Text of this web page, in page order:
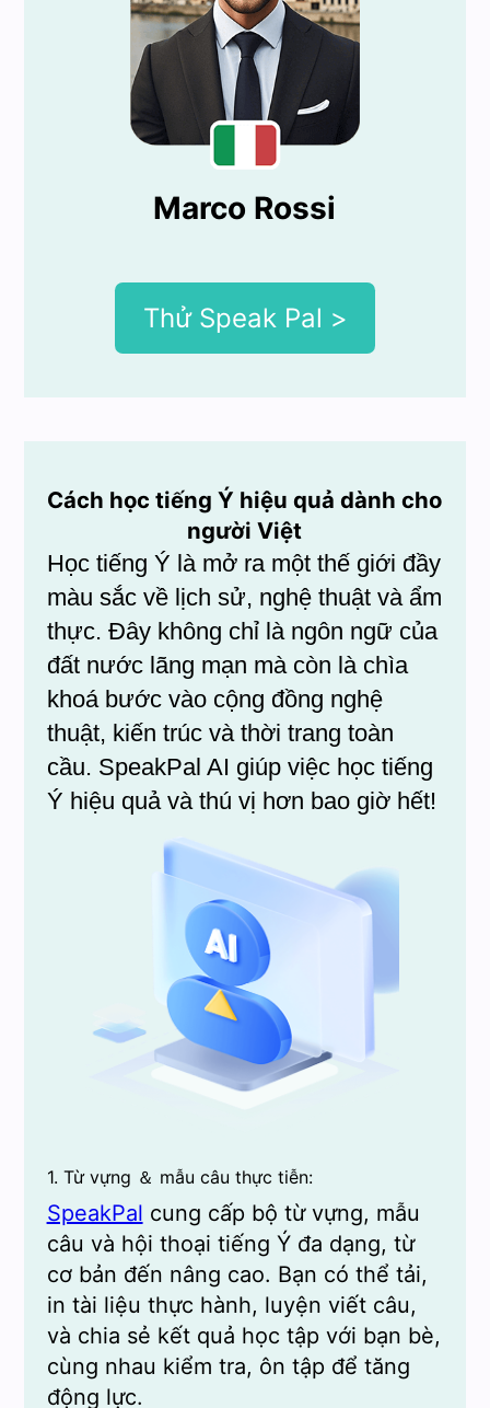
Marco Rossi
Thử Speak Pal >
Cách học tiếng Ý hiệu quả dành cho
người Việt
Học tiếng Ý là mở ra một thế giới đầy
màu sắc về lịch sử, nghệ thuật và ẩm
thực. Đây không chỉ là ngôn ngữ của
đất nước lãng mạn mà còn là chìa
khoá bước vào cộng đồng nghệ
thuật, kiến trúc và thời trang toàn
cầu. SpeakPal AI giúp việc học tiếng
Ý hiệu quả và thú vị hơn bao giờ hết!
1. Từ vựng ＆ mẫu câu thực tiễn:
SpeakPal cung cấp bộ từ vựng, mẫu
câu và hội thoại tiếng Ý đa dạng, từ
cơ bản đến nâng cao. Bạn có thể tải,
in tài liệu thực hành, luyện viết câu,
và chia sẻ kết quả học tập với bạn bè,
cùng nhau kiểm tra, ôn tập để tăng
động lực.